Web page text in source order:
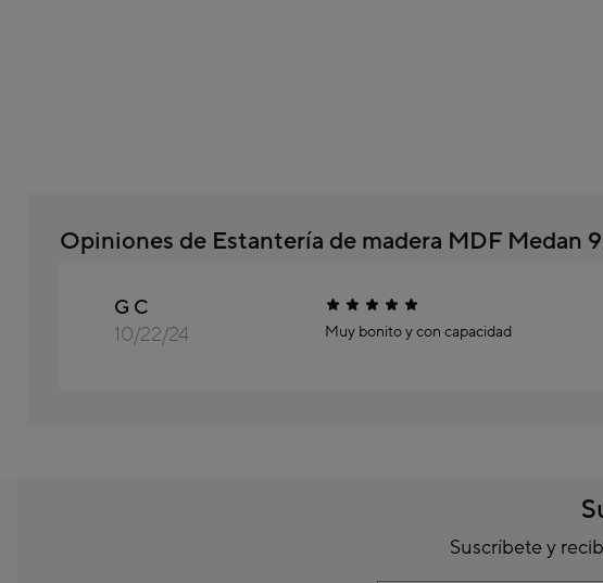
Opiniones de Estantería de madera MDF Medan
G C
10/22/24
Muy bonito y con capacidad
Suscríbete y